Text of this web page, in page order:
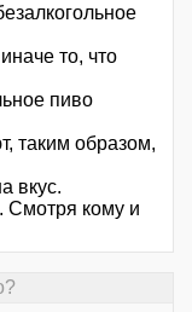
то, что
пиво
таким образом,
вкус.
Смотря кому и